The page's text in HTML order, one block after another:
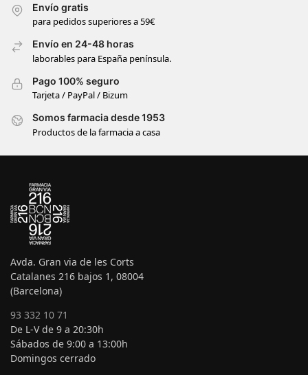
Envío gratis
para pedidos superiores a 59€
Envío en 24-48 horas
laborables para España península.
Pago 100% seguro
Tarjeta / PayPal / Bizum
Somos farmacia desde 1953
Productos de la farmacia a casa
Avda. Gran via de les Corts
Catalanes 216 bajos 1, 08004
(Barcelona)
93 332 10 71
De L-V de 9 a 20:30h
Sábados de 9:00 a 13:00h
Domingos cerrado